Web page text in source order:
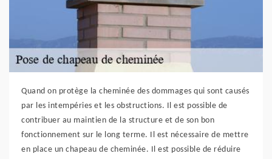
Quand on protège la cheminée des dommages qui sont causés
par les intempéries et les obstructions. Il est possible de
contribuer au maintien de la structure et de son bon
fonctionnement sur le long terme. Il est nécessaire de mettre
en place un chapeau de cheminée. Il est possible de réduire